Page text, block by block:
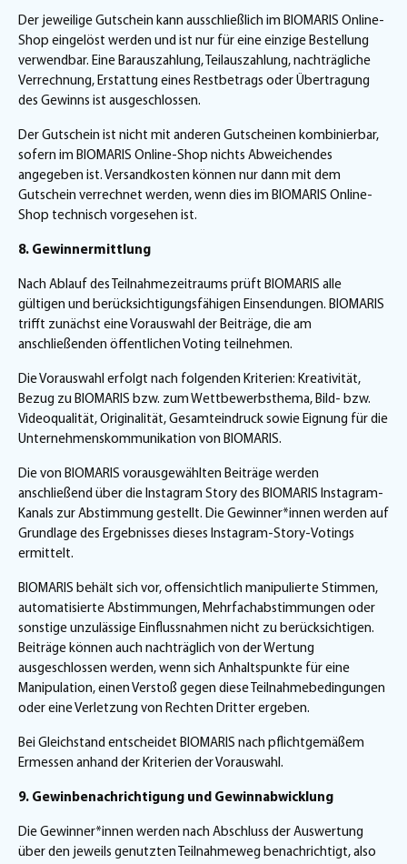
Der jeweilige Gutschein kann ausschließlich im BIOMARIS Online-
Shop eingelöst werden und ist nur für eine einzige Bestellung
verwendbar. Eine Barauszahlung, Teilauszahlung, nachträgliche
Verrechnung, Erstattung eines Restbetrags oder Übertragung
des Gewinns ist ausgeschlossen.
Der Gutschein ist nicht mit anderen Gutscheinen kombinierbar,
sofern im BIOMARIS Online-Shop nichts Abweichendes
angegeben ist. Versandkosten können nur dann mit dem
Gutschein verrechnet werden, wenn dies im BIOMARIS Online-
Shop technisch vorgesehen ist.
8. Gewinnermittlung
Nach Ablauf des Teilnahmezeitraums prüft BIOMARIS alle
gültigen und berücksichtigungsfähigen Einsendungen. BIOMARIS
trifft zunächst eine Vorauswahl der Beiträge, die am
anschließenden öffentlichen Voting teilnehmen.
Die Vorauswahl erfolgt nach folgenden Kriterien: Kreativität,
Bezug zu BIOMARIS bzw. zum Wettbewerbsthema, Bild- bzw.
Videoqualität, Originalität, Gesamteindruck sowie Eignung für die
Unternehmenskommunikation von BIOMARIS.
Die von BIOMARIS vorausgewählten Beiträge werden
anschließend über die Instagram Story des BIOMARIS Instagram-
Kanals zur Abstimmung gestellt. Die Gewinner*innen werden auf
Grundlage des Ergebnisses dieses Instagram-Story-Votings
ermittelt.
BIOMARIS behält sich vor, offensichtlich manipulierte Stimmen,
automatisierte Abstimmungen, Mehrfachabstimmungen oder
sonstige unzulässige Einflussnahmen nicht zu berücksichtigen.
Beiträge können auch nachträglich von der Wertung
ausgeschlossen werden, wenn sich Anhaltspunkte für eine
Manipulation, einen Verstoß gegen diese Teilnahmebedingungen
oder eine Verletzung von Rechten Dritter ergeben.
Bei Gleichstand entscheidet BIOMARIS nach pflichtgemäßem
Ermessen anhand der Kriterien der Vorauswahl.
9. Gewinbenachrichtigung und Gewinnabwicklung
Die Gewinner*innen werden nach Abschluss der Auswertung
über den jeweils genutzten Teilnahmeweg benachrichtigt, also